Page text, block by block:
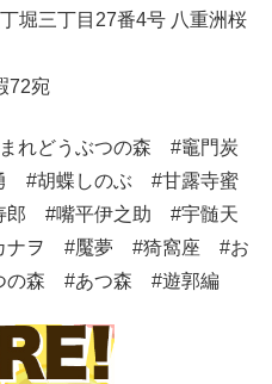
堀三丁目27番4号 八重洲桜
72宛
れどうぶつの森 #竈門炭
#胡蝶しのぶ #甘露寺蜜
#嘴平伊之助 #宇髄天
ナヲ #魘夢 #猗窩座 #お
の森 #あつ森 #遊郭編